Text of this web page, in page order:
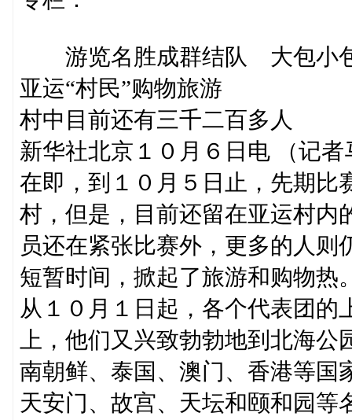
游览名胜成群结队 大包小
亚运“村民”购物旅游
村中目前还有三千二百多人
新华社北京１０月６日电 （记
在即，到１０月５日止，先期比
村，但是，目前还留在亚运村内
员还在紧张比赛外，更多的人
短暂时间，掀起了旅游和购物热
从１０月１日起，各个代表团的
上，他们又兴致勃勃地到北海
南朝鲜、泰国、澳门、香港等国
天安门、故宫、天坛和颐和园等